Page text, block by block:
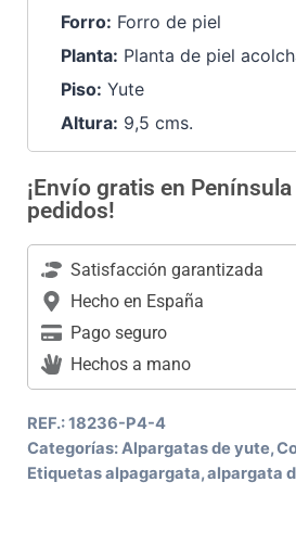
Forro: Forro de piel
Planta: Planta de piel
Piso: Yute
Altura: 9,5 cms.
¡Envío gratis en
pedidos!
Satisfacción garantizada
Hecho en España
Pago seguro
Hechos a mano
REF.:18236-P4-4
Categorías:Alpargatas de yute,
Etiquetasalpagargata,alpargata